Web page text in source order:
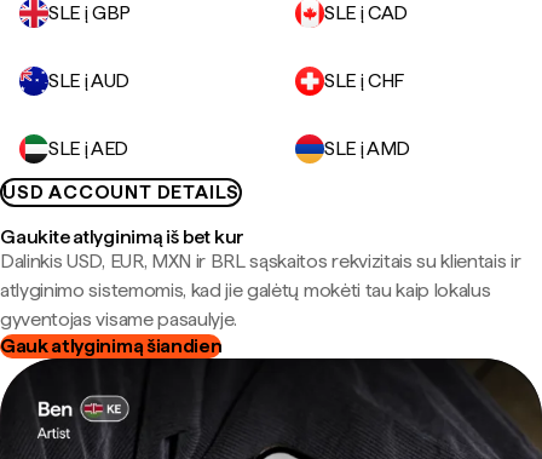
SLE į GBP SLE į CAD
SLE į AUD SLE į CHF
SLE į AED
SLE į AMD
USD ACCOUNT DETAILS
Gaukite atlyginimą iš bet kur
Dalinkis USD, EUR, MXN ir BRL sąskaitos rekvizitais su klientais ir
atlyginimo sistemomis, kad jie galėtų mokėti tau kaip lokalus
gyventojas visame pasaulyje.
Gauk atlyginimą šiandien